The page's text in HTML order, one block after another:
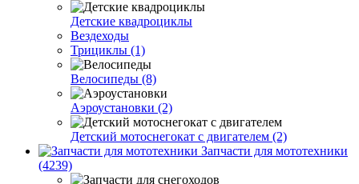
Детские квадроциклы
Вездеходы
Трициклы (1)
Велосипеды (8)
Аэроустановки (2)
Детский мотоснегокат с двигателем (2)
Запчасти для мототехники
(4239)